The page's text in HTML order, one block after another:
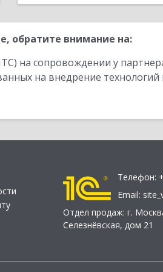
обратите внимание на:
на сопровождении у
на внедрение
Телефон:
Email:
Отдел продаж: г.
Селезнёвская, дом 21